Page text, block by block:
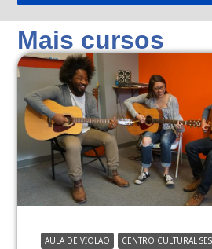
Mais cursos
AULA DE VIOLÃO CENTRO CULTURAL